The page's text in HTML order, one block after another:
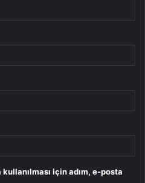
için adım, e-posta